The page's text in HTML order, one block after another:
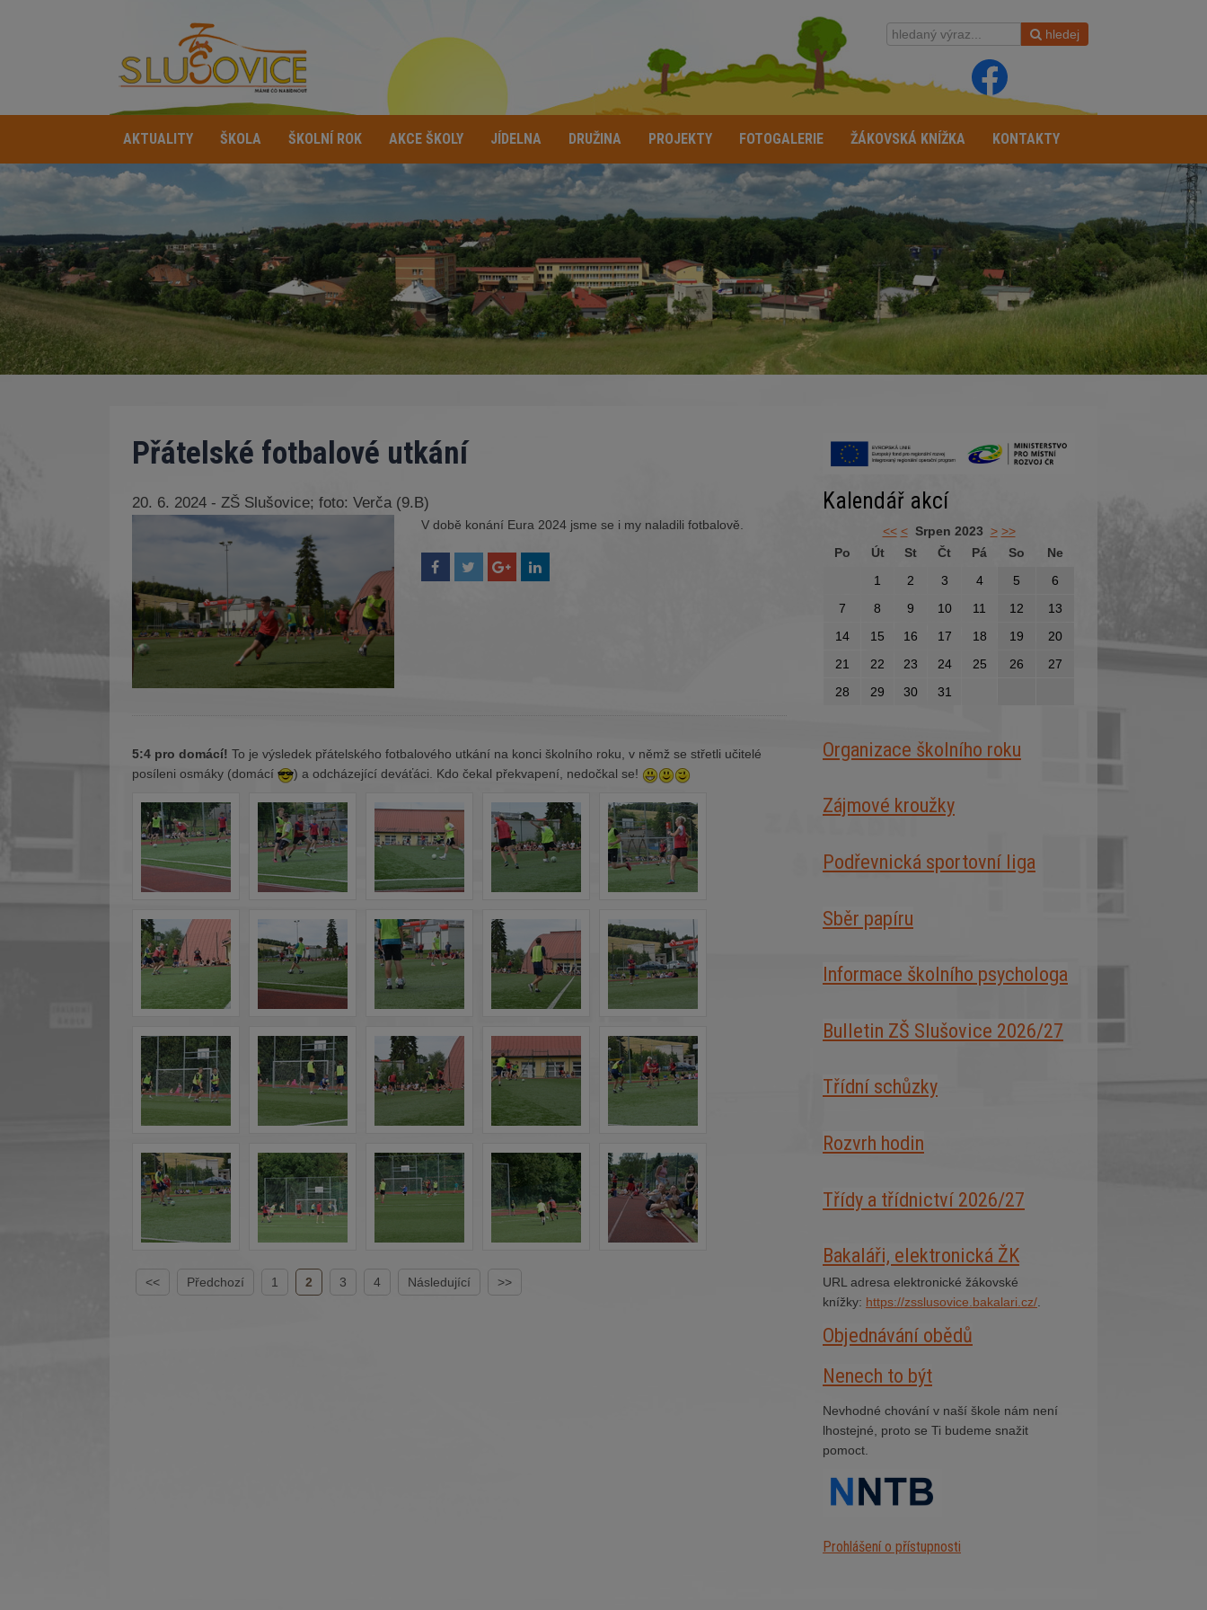
hledej
AKTUALITY ŠKOLA ŠKOLNÍ ROK AKCE ŠKOLY JÍDELNA DRUŽINA PROJEKTY FOTOGALERIE ŽÁKOVSKÁ KNÍŽKA KONTAKTY
Přátelské fotbalové utkání
20. 6. 2024 - ZŠ Slušovice; foto: Verča (9.B)
V době konání Eura 2024 jsme se i my naladili fotbalově.
5:4 pro domácí! To je výsledek přátelského fotbalového utkání na konci školního roku, v němž se střetli učitelé
posíleni osmáky (domácí
) a odcházející deváťáci. Kdo čekal překvapení, nedočkal se!
<< Předchozí 1 2 3 4 Následující >>
Kalendář akcí
<< < Srpen 2023 > >>
Po
Út St Čt Pá So
Ne
1
2 3 4 5
6
7
8 9 10 11 12
13
14
15 16 17 18 19
20
21
22 23 24 25 26
27
28
29 30 31
Organizace školního roku
Zájmové kroužky
Podřevnická sportovní liga
Sběr papíru
Informace školního psychologa
Bulletin ZŠ Slušovice 2026/27
Třídní schůzky
Rozvrh hodin
Třídy a třídnictví 2026/27
Bakaláři, elektronická ŽK
URL adresa elektronické žákovské
knížky: https://zsslusovice.bakalari.cz/
Objednávání obědů
Nenech to být
Nevhodné chování v naší škole nám není
lhostejné, proto se Ti budeme snažit
pomoct.
Prohlášení o přístupnosti